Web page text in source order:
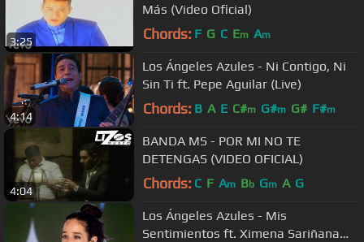
3:25
Más (Video Oficial)
Chords: F G C Em Am
4:14
Los Ángeles Azules - Ni Contigo, Ni
Sin Ti ft. Pepe Aguilar (Live)
Chords: B A E C#m G#m G# F#m
4:04
BANDA MS - POR MI NO TE
DETENGAS (VIDEO OFICIAL)
Chords: C F Am Bb Gm A G
Los Ángeles Azules - Mis
Sentimientos ft. Ximena Sariñana